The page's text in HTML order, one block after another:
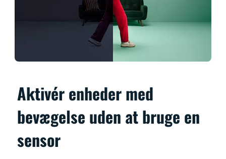
Aktivér enheder med
bevægelse uden at bruge en
sensor